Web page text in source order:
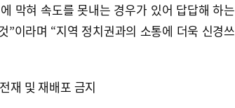
막혀 속도를 못내는 경우가 있어 답답해 하는
”이라며 “지역 정치권과의 소통에 더욱 신경쓰
및 재배포 금지